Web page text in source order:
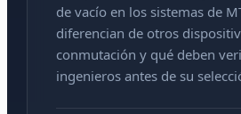
de vacío en los sistemas de
diferencian de otros
conmutación y qué deben
ingenieros antes de su